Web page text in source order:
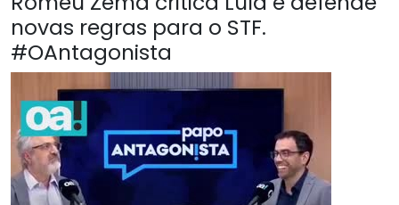
novas regras para o STF.
#OAntagonista